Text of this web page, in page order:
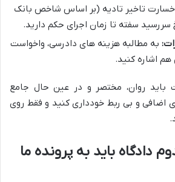
تاخیر تادیه (بر اساس شاخص بانک
سررسید سفته تا زمان اجرای حکم دارید.
به مطالبه هزینه های دادرسی، واخواست
هم اشاره کنید.
باید روان، مختصر و در عین حال جامع
اضافی و بی ربط خودداری کنید و فقط روی
دادگاه باید به پرونده ما